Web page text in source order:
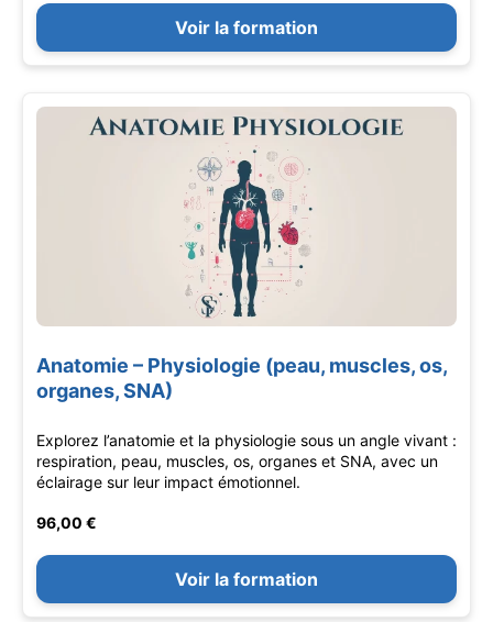
Voir la formation
Anatomie – Physiologie (peau, muscles, os,
organes, SNA)
Explorez l’anatomie et la physiologie sous un angle vivant :
respiration, peau, muscles, os, organes et SNA, avec un
éclairage sur leur impact émotionnel.
96,00 €
Voir la formation